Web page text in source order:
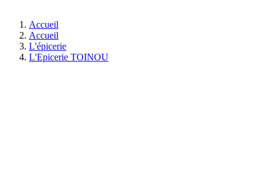
Accueil
Accueil
L'épicerie
L'Epicerie TOINOU